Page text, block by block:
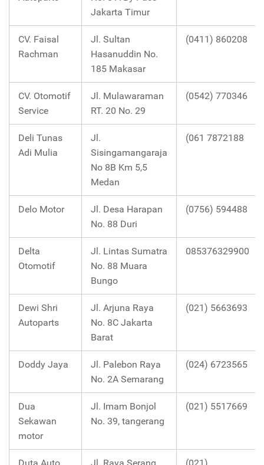
Jakarta Timur
CV. Faisal
Rachman
Jl. Sultan
Hasanuddin No.
185 Makasar
(0411) 860208
CV. Otomotif
Service
Jl. Mulawaraman
RT. 20 No. 29
(0542) 770346
Deli Tunas
Adi Mulia
Jl.
Sisingamangaraja
No 8B Km 5,5
Medan
(061 7872188
Delo Motor
Jl. Desa Harapan
No. 88 Duri
(0756) 594488
Delta
Otomotif
Jl. Lintas Sumatra
No. 88 Muara
Bungo
085376329900
Dewi Shri
Autoparts
Jl. Arjuna Raya
No. 8C Jakarta
Barat
(021) 5663693
Doddy Jaya
Jl. Palebon Raya
No. 2A Semarang
(024) 6723565
Dua
Sekawan
motor
Jl. Imam Bonjol
No. 39, tangerang
(021) 5517669